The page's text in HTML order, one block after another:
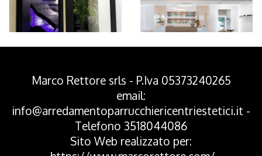
Marco Rettore srls - P.Iva 05373240265
email:
info@arredamentoparrucchiericentriestetici.it -
Telefono 3518044086
Sito Web realizzato per: